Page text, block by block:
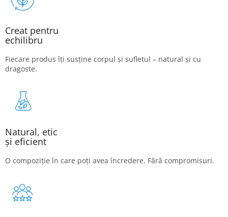
Creat pentru
echilibru
Fiecare produs îți susține corpul și sufletul – natural și cu
dragoste.
Natural, etic
și eficient
O compoziție în care poți avea încredere. Fără compromisuri.